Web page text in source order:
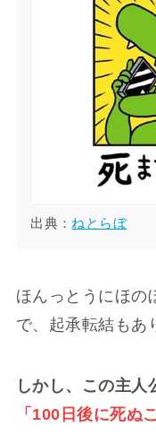
出典：ねとらぼ
ほんっとうにほの
で、起承転結もあ
しかし、この主人
「100日後に死ぬ